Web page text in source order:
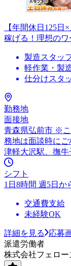
【年間休日125
稼げる！理想の
製造スタッ
軽作業・製
仕分けスタ
勤務地
面接地
青森県弘前市 ※
務地は面談時にご
津軽大沢駅、撫
シフト
1日8時間 週5日か
交通費支給
未経験OK
詳細を見る
応募
派遣労働者
株式会社フェロー